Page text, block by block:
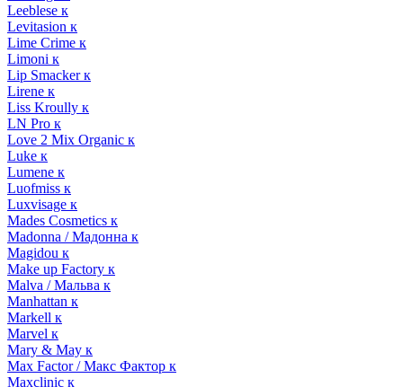
Leeblese к
Levitasion к
Lime Crime к
Limoni к
Lip Smacker к
Lirene к
Liss Kroully к
LN Pro к
Love 2 Mix Organic к
Luke к
Lumene к
Luofmiss к
Luxvisage к
Mades Cosmetics к
Madonna / Мадонна к
Magidou к
Make up Factory к
Malva / Мальва к
Manhattan к
Markell к
Marvel к
Mary & May к
Max Factor / Макс Фактор к
Maxclinic к